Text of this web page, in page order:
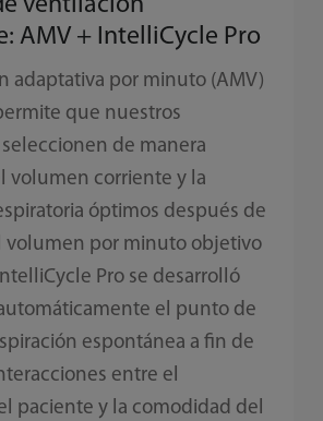
AMV + IntelliCycle Pro
adaptativa por minuto (AMV)
que nuestros
de manera
volumen corriente y la
óptimos después de
volumen por minuto objetivo
Pro se desarrolló
el punto de
espontánea a fin de
entre el
paciente y la comodidad del